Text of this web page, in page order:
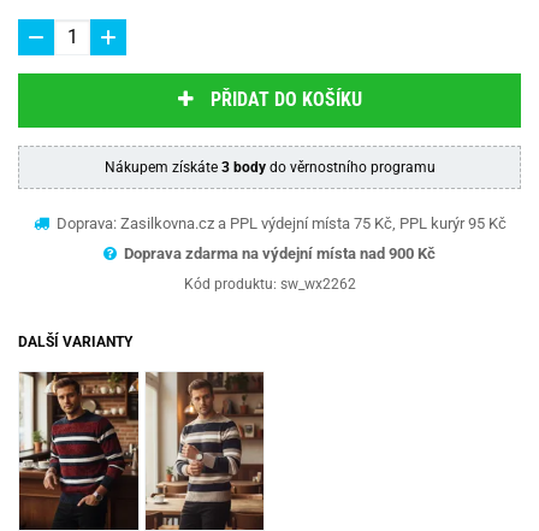
PŘIDAT DO KOŠÍKU
Nákupem získáte 3 bodydo věrnostního programu
Doprava: Zasilkovna.cz a PPL výdejní místa 75 Kč, PPL kurýr 95 Kč
Doprava zdarma na výdejní místa nad 900 Kč
Kód produktu: sw_wx2262
DALŠÍ VARIANTY